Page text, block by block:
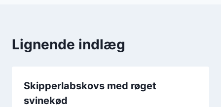
Lignende indlæg
Skipperlabskovs med røget
svinekød